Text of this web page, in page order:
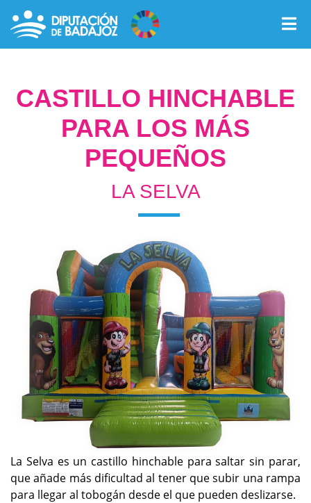
CASTILLO HINCHABLE
PARA LOS MÁS
PEQUEÑOS
LA SELVA
La Selva es un castillo hinchable para saltar sin parar,
que añade más dificultad al tener que subir una rampa
para llegar al tobogán desde el que pueden deslizarse.